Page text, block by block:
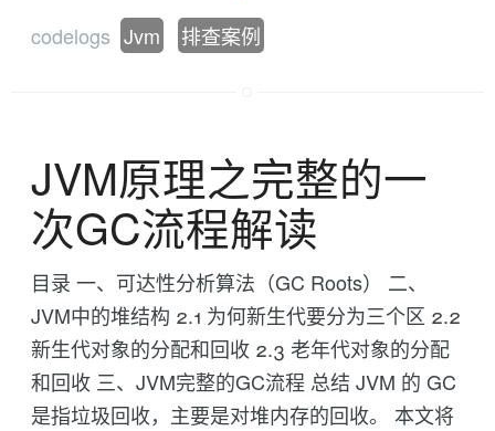
codelogs Jvm 排查案例
JVM原理之完整的一
次GC流程解读
目录 一、可达性分析算法（GC Roots） 二、
JVM中的堆结构 2.1 为何新生代要分为三个区 2.2
新生代对象的分配和回收 2.3 老年代对象的分配
和回收 三、JVM完整的GC流程 总结 JVM 的 GC
是指垃圾回收，主要是对堆内存的回收。 本文将